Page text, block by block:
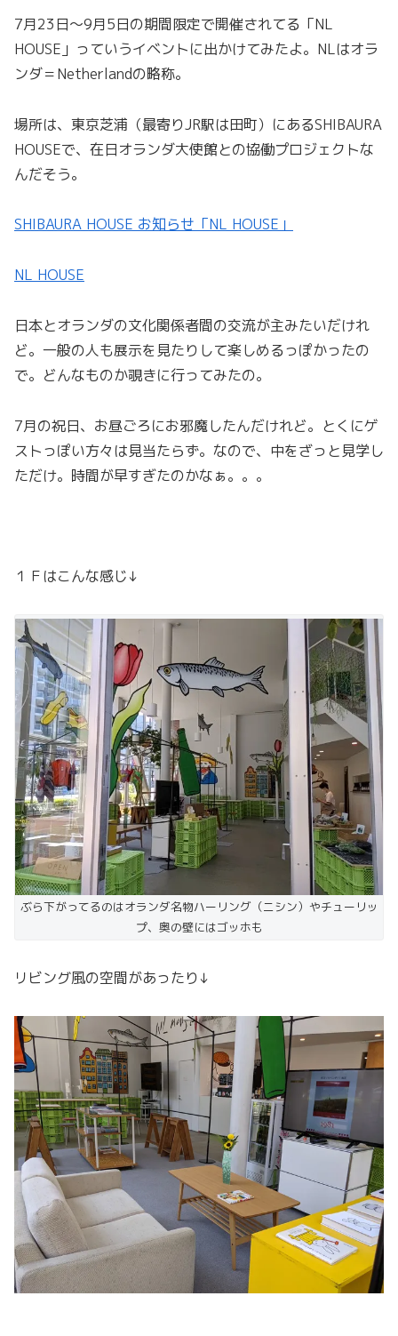
7月23日～9月5日の期間限定で開催されてる「NL
HOUSE」っていうイベントに出かけてみたよ。NLはオラ
ンダ＝Netherlandの略称。
場所は、東京芝浦（最寄りJR駅は田町）にあるSHIBAURA
HOUSEで、在日オランダ大使館との協働プロジェクトな
んだそう。
SHIBAURA HOUSE お知らせ「NL HOUSE」
NL HOUSE
日本とオランダの文化関係者間の交流が主みたいだけれ
ど。一般の人も展示を見たりして楽しめるっぽかったの
で。どんなものか覗きに行ってみたの。
7月の祝日、お昼ごろにお邪魔したんだけれど。とくにゲ
ストっぽい方々は見当たらず。なので、中をざっと見学し
ただけ。時間が早すぎたのかなぁ。。。
１Ｆはこんな感じ↓
ぶら下がってるのはオランダ名物ハーリング（ニシン）やチューリッ
プ、奥の壁にはゴッホも
リビング風の空間があったり↓